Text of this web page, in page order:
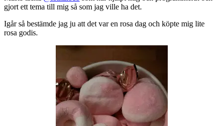
gjort ett tema till mig så som jag ville ha det.
Igår så bestämde jag ju att det var en rosa dag och köpte mig lite
rosa godis.